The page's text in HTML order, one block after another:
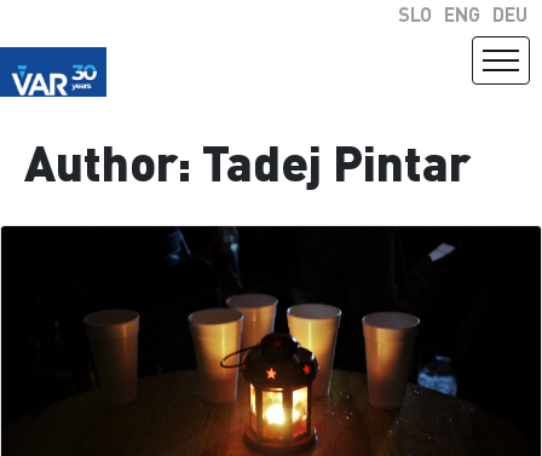
SLO ENG DEU
Author: Tadej Pintar